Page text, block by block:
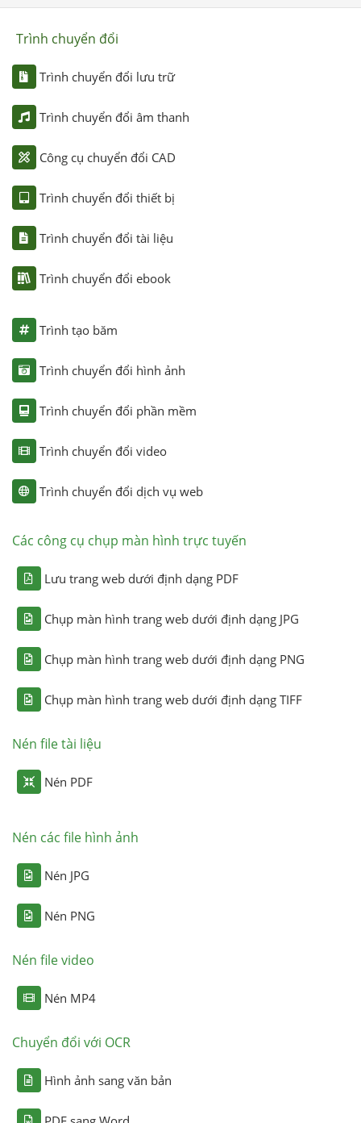
Trình chuyển đổi
Trình chuyển đổi lưu trữ
Trình chuyển đổi âm thanh
Công cụ chuyển đổi CAD
Trình chuyển đổi thiết bị
Trình chuyển đổi tài liệu
Trình chuyển đổi ebook
Trình tạo băm
Trình chuyển đổi hình ảnh
Trình chuyển đổi phần mềm
Trình chuyển đổi video
Trình chuyển đổi dịch vụ web
Các công cụ chụp màn hình trực tuyến
Lưu trang web dưới định dạng PDF
Chụp màn hình trang web dưới định dạng JPG
Chụp màn hình trang web dưới định dạng PNG
Chụp màn hình trang web dưới định dạng TIFF
Nén file tài liệu
Nén PDF
Nén các file hình ảnh
Nén JPG
Nén PNG
Nén file video
Nén MP4
Chuyển đổi với OCR
Hình ảnh sang văn bản